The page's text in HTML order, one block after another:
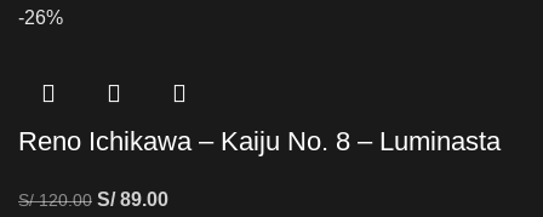
-26%
Reno Ichikawa – Kaiju No. 8 – Luminasta
S/120.00 S/89.00